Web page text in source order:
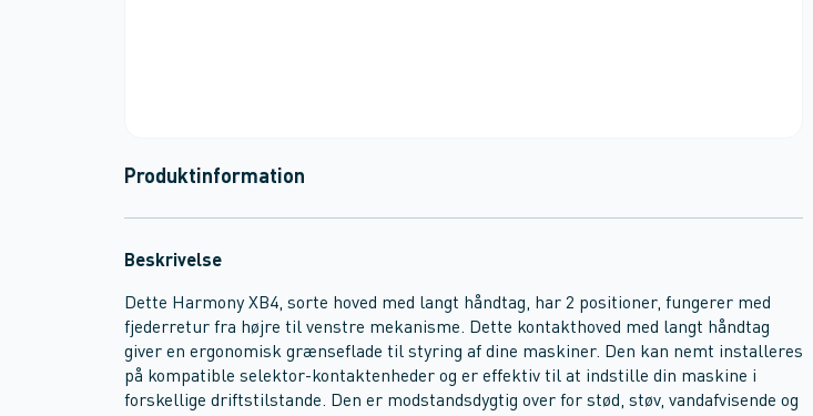
Produktinformation
Beskrivelse
Dette Harmony XB4, sorte hoved med langt håndtag, har 2 positioner, fungerer med
fjederretur fra højre til venstre mekanisme. Dette kontakthoved med langt håndtag
giver en ergonomisk grænseflade til styring af dine maskiner. Den kan nemt installeres
på kompatible selektor-kontaktenheder og er effektiv til at indstille din maskine i
forskellige driftstilstande. Den er modstandsdygtig over for stød, støv, vandafvisende og